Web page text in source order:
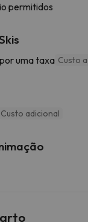
permitidos
uma taxa Custo
Custo adicional